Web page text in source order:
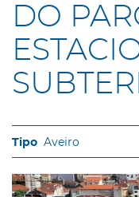
DO
Aveiro